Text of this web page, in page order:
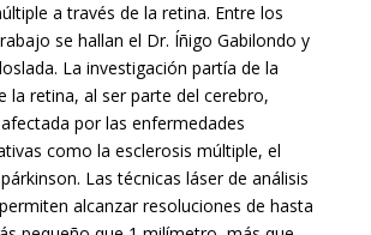
a través de la retina. Entre los
se hallan el Dr. Íñigo Gabilondo y
La investigación partía de la
la retina, al ser parte del cerebro,
por las enfermedades
como la esclerosis múltiple, el
Las técnicas láser de análisis
alcanzar resoluciones de hasta